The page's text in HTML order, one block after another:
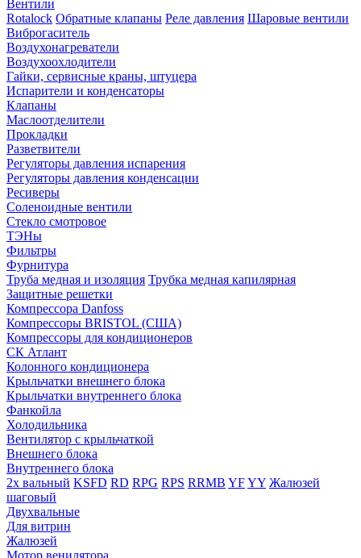
Вентили
Rotalock Обратные клапаны Реле давления Шаровые вентили
Виброгаситель
Воздухонагреватели
Воздухоохлодители
Гайки, сервисные краны, штуцера
Испарители и конденсаторы
Клапаны
Маслоотделители
Прокладки
Разветвители
Регуляторы давления испарения
Регуляторы давления конденсации
Ресиверы
Соленоидные вентили
Стекло смотровое
ТЭНы
Фильтры
Фурнитура
Труба медная и изоляция Трубка медная капилярная
Защитные решетки
Компрессора Danfoss
Компрессоры BRISTOL (США)
Компрессоры для кондиционеров
СК Атлант
Колонного кондиционера
Крыльчатки внешнего блока
Крыльчатки внутреннего блока
Фанкойла
Холодильника
Вентилятор с крыльчаткой
Внешнего блока
Внутреннего блока
2х вальный KSFD RD RPG RPS RRMB YFYY Жалюзей
шаговый
Двухвальные
Для витрин
Жалюзей
Мотор венилятора